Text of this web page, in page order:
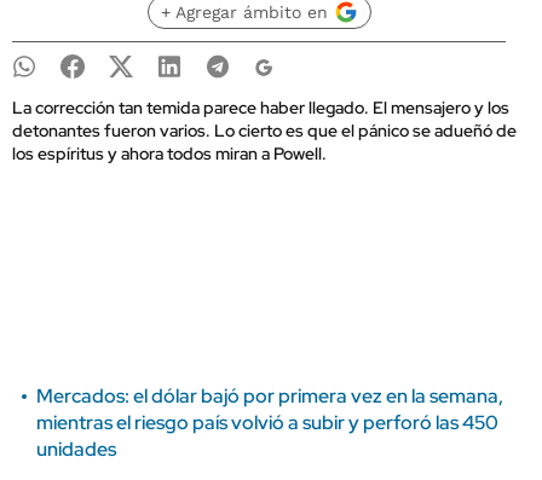
+ Agregar ámbito en
La corrección tan temida parece haber llegado. El mensajero y los
detonantes fueron varios. Lo cierto es que el pánico se adueñó de
los espíritus y ahora todos miran a Powell.
Mercados: el dólar bajó por primera vez en la semana,
mientras el riesgo país volvió a subir y perforó las 450
unidades